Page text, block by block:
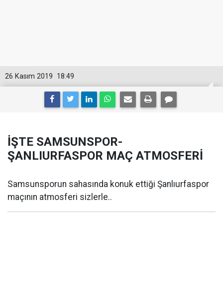
18:49
26 Kasım 2019
İŞTE SAMSUNSPOR-
ŞANLIURFASPOR MAÇ ATMOSFERİ
Samsunsporun sahasında konuk ettiği Şanlıurfaspor
maçının atmosferi sizlerle..